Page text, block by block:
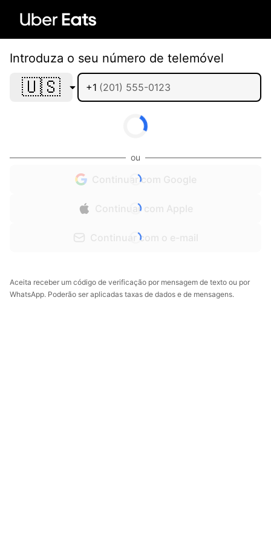
Introduza o seu número de telemóvel
🇺🇸 +1
ou
Continuar com Google
Continuar com Apple
Continuar com o e-mail
Aceita receber um código de verificação por mensagem de texto ou por
WhatsApp. Poderão ser aplicadas taxas de dados e de mensagens.